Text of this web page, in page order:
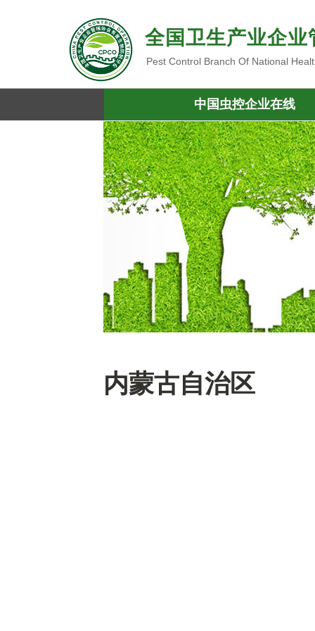
全国卫生产业企
Pest Control Branch Of National
中国虫控企业在线
内蒙古自治区